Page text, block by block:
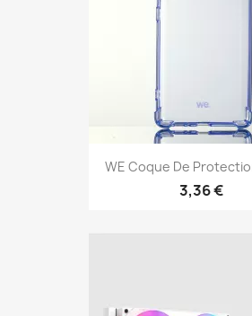
WE Coque De
3,36 €